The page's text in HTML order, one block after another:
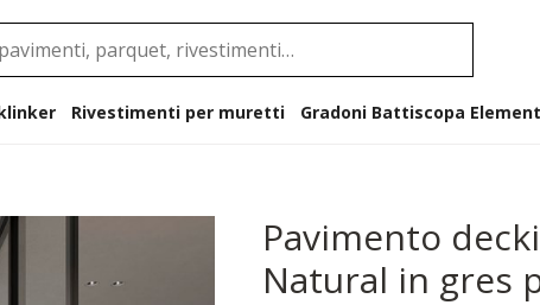
Rivestimenti per muretti Gradoni Battiscopa
Pavimento
Natural in gres